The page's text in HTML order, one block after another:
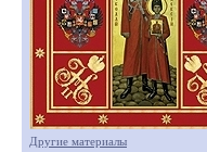
Другие материалы